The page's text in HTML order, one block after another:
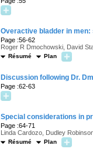
Overactive bladder in
Page :56-62
Roger R Dmochowski, David
Résumé Plan
Discussion following Dr.
Page :62-63
Special considerations in
Page :64-71
Linda Cardozo, Dudley
Résumé Plan